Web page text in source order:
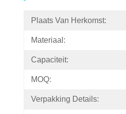
Plaats Van Herkomst:
Materiaal:
Capaciteit:
MOQ:
Verpakking Details: